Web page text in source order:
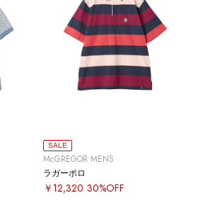
SALE
McGREGOR MENS
ラガーポロ
￥12,320 30%OFF